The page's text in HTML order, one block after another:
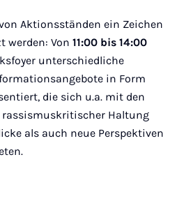
Aktionsständen ein Zeichen
werden: Von 11:00 bis 14:00
unterschiedliche
in Form
die sich u.a. mit den
rassismuskritischer Haltung
als auch neue Perspektiven